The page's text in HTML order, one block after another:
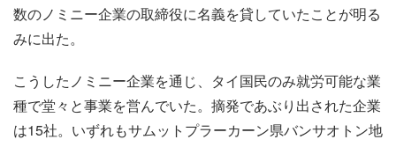
数のノミニー企業の取締役に名義を貸していたことが明る
みに出た。
こうしたノミニー企業を通じ、タイ国民のみ就労可能な業
種で堂々と事業を営んでいた。摘発であぶり出された企業
は15社。いずれもサムットプラーカーン県バンサオトン地